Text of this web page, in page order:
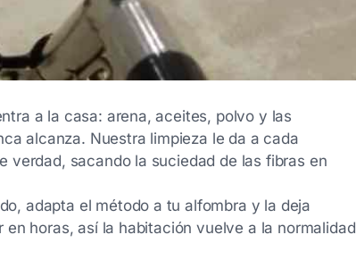
a la casa: arena, aceites, polvo y las
alcanza. Nuestra limpieza le da a cada
verdad, sacando la suciedad de las fibras en
adapta el método a tu alfombra y la deja
horas, así la habitación vuelve a la normalidad